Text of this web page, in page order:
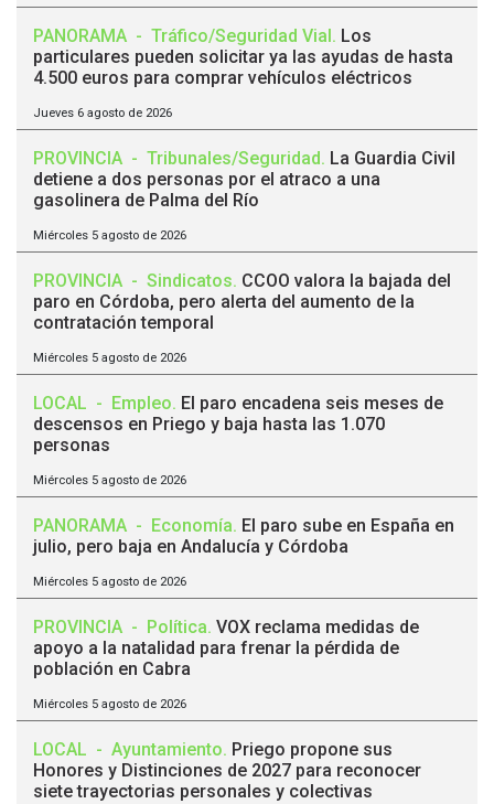
PANORAMA - Tráfico/Seguridad Vial . Los
particulares pueden solicitar ya las ayudas de hasta
4.500 euros para comprar vehículos eléctricos
Jueves 6 agosto de 2026
PROVINCIA - Tribunales/Seguridad. La Guardia Civil
detiene a dos personas por el atraco a una
gasolinera de Palma del Río
Miércoles 5 agosto de 2026
PROVINCIA - Sindicatos. CCOO valora la bajada del
paro en Córdoba, pero alerta del aumento de la
contratación temporal
Miércoles 5 agosto de 2026
LOCAL - Empleo. El paro encadena seis meses de
descensos en Priego y baja hasta las 1.070
personas
Miércoles 5 agosto de 2026
PANORAMA - Economía. El paro sube en España en
julio, pero baja en Andalucía y Córdoba
Miércoles 5 agosto de 2026
PROVINCIA - Política. VOX reclama medidas de
apoyo a la natalidad para frenar la pérdida de
población en Cabra
Miércoles 5 agosto de 2026
LOCAL - Ayuntamiento. Priego propone sus
Honores y Distinciones de 2027 para reconocer
siete trayectorias personales y colectivas